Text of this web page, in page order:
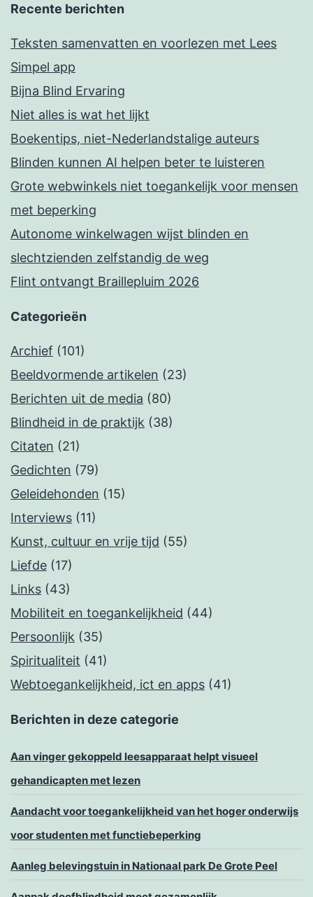
Recente berichten
Teksten samenvatten en voorlezen met Lees
Simpel app
Bijna Blind Ervaring
Niet alles is wat het lijkt
Boekentips, niet-Nederlandstalige auteurs
Blinden kunnen AI helpen beter te luisteren
Grote webwinkels niet toegankelijk voor mensen
met beperking
Autonome winkelwagen wijst blinden en
slechtzienden zelfstandig de weg
Flint ontvangt Braillepluim 2026
Categorieën
Archief (101)
Beeldvormende artikelen (23)
Berichten uit de media (80)
Blindheid in de praktijk (38)
Citaten (21)
Gedichten (79)
Geleidehonden (15)
Interviews (11)
Kunst, cultuur en vrije tijd (55)
Liefde (17)
Links (43)
Mobiliteit en toegankelijkheid (44)
Persoonlijk (35)
Spiritualiteit (41)
Webtoegankelijkheid, ict en apps (41)
Berichten in deze categorie
Aan vinger gekoppeld leesapparaat helpt visueel
gehandicapten met lezen
Aandacht voor toegankelijkheid van het hoger onderwijs
voor studenten met functiebeperking
Aanleg belevingstuin in Nationaal park De Grote Peel